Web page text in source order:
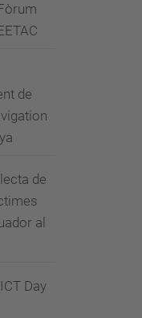
de
de
al
Day